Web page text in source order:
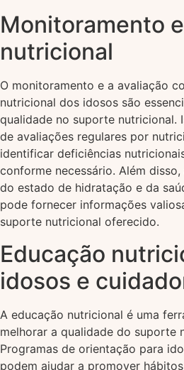
Monitoramento
nutricional
O monitoramento e a avaliação
nutricional dos idosos são
qualidade no suporte nutricional.
de avaliações regulares por
identificar deficiências
conforme necessário. Além
do estado de hidratação e da
pode fornecer informações
suporte nutricional oferecido.
Educação
idosos e
A educação nutricional é uma
melhorar a qualidade do suporte
Programas de orientação para
podem ajudar a promover